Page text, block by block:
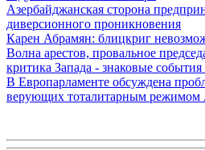
Азербайджанская сторона
диверсионного проникновения
Карен Абрамян: блицкриг
Волна арестов, провальное
критика Запада - знаковые
В Европарламенте обсуждена
верующих тоталитарным режимом